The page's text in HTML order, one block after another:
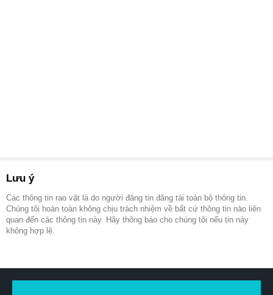
Lưu ý
Các thông tin rao vặt là do người đăng tin đăng tải toàn bộ thông tin.
Chúng tôi hoàn toàn không chịu trách nhiệm về bất cứ thông tin nào liên
quan đến các thông tin này. Hãy thông báo cho chúng tôi nếu tin này
không hợp lệ.